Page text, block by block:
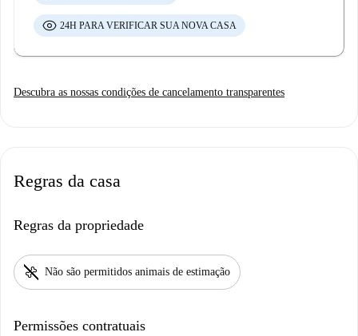
24H PARA VERIFICAR SUA NOVA CASA
Descubra as nossas condições de cancelamento transparentes
Regras da casa
Regras da propriedade
pet_supplies Não são permitidos animais de estimação
Permissões contratuais